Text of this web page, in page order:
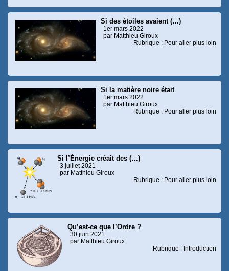
Si des étoiles avaient (…)
1er mars 2022
par Matthieu Giroux
Rubrique : Pour aller plus loin
Si la matière noire était
1er mars 2022
par Matthieu Giroux
Rubrique : Pour aller plus loin
Si l’Énergie créait des (…)
3 juillet 2021
par Matthieu Giroux
Rubrique : Pour aller plus loin
Qu’est-ce que l’Ordre ?
30 juin 2021
par Matthieu Giroux
Rubrique : Introduction